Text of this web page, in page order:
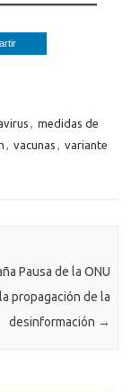
, medidas de
, vacunas , variante
Pausa de la ONU
propagación de la
desinformación →